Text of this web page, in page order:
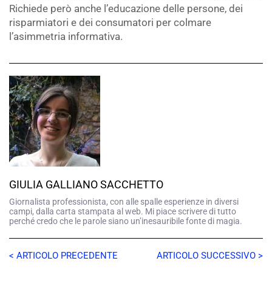
Richiede però anche l’educazione delle persone, dei
risparmiatori e dei consumatori per colmare
l’asimmetria informativa.
GIULIA GALLIANO SACCHETTO
Giornalista professionista, con alle spalle esperienze in diversi
campi, dalla carta stampata al web. Mi piace scrivere di tutto
perché credo che le parole siano un’inesauribile fonte di magia.
< ARTICOLO PRECEDENTE ARTICOLO SUCCESSIVO >